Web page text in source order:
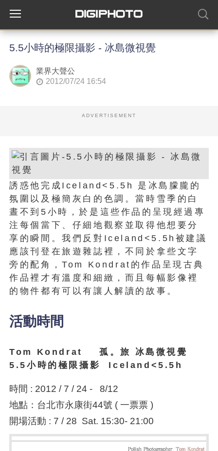
5.5小時的極限攝影 - 冰島微視覺
業界大聲公
2012/07/24 16:54
ADVERTISEMENT
誘惑他完成Iceland<5.5h 是冰島朦朧的
氛圍以及極簡灰白的色調。當時雪季的白
晝不到5小時，於是這些作品的呈現經過專
注每個當下、仔細地觀察並取得他想要分
享的瞬間。我們反對Iceland<5.5h被建議
應該刊登在旅遊雜誌裡，不同於拿些文字
旁的配角，Tom Kondrat的作品呈現古典
作品裡才有溫度和細緻，而且每幅影像裡
的物件都有可以有讓人解讀的故事。
活動時間
Tom Kondrat 孤。旅 冰島微視覺
5.5小時的極限攝影 Iceland<5.5h
時間 : 2012 / 7 / 24 - 8/12
地點：台北市永康街44號 ( 一票票 )
開場活動 : 7 / 28 Sat. 15:30- 21:00